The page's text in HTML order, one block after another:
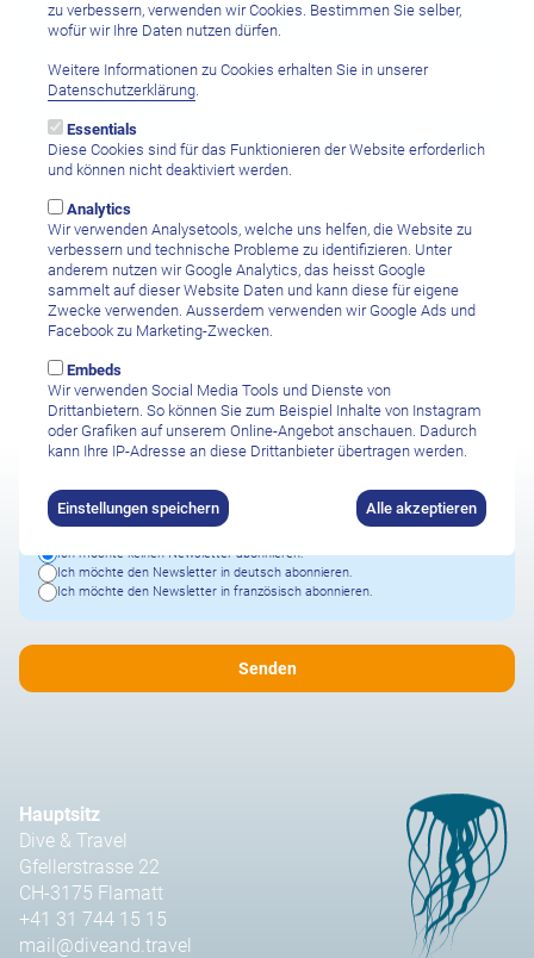
Gewünschte Aufenthaltsdauer
Ich habe dieDatenschutzbestimmungen sowie den Haftungsausschluss
Ich möchte keinen Newsletter abonnieren.
Ich möchte den Newsletter in deutsch abonnieren.
Ich möchte den Newsletter in französisch abonnieren.
Hauptsitz
Dive & Travel
Gfellerstrasse 22
CH-3175 Flamatt
+41 31 744 15 15
mail@diveand.travel
zu verbessern, verwenden wir Cookies. Bestimmen Sie selber,
wofür wir Ihre Daten nutzen dürfen.
Weitere Informationen zu Cookies erhalten Sie in unserer
Datenschutzerklärung.
Essentials
Diese Cookies sind für das Funktionieren der Website erforderlich
und können nicht deaktiviert werden.
Analytics
Wir verwenden Analysetools, welche uns helfen, die Website zu
verbessern und technische Probleme zu identifizieren. Unter
anderem nutzen wir Google Analytics, das heisst Google
sammelt auf dieser Website Daten und kann diese für eigene
Zwecke verwenden. Ausserdem verwenden wir Google Ads und
Facebook zu Marketing-Zwecken.
Embeds
Wir verwenden Social Media Tools und Dienste von
Drittanbietern. So können Sie zum Beispiel Inhalte von Instagram
oder Grafiken auf unserem Online-Angebot anschauen. Dadurch
kann Ihre IP-Adresse an diese Drittanbieter übertragen werden.
Einstellungen speichern Alle akzeptieren